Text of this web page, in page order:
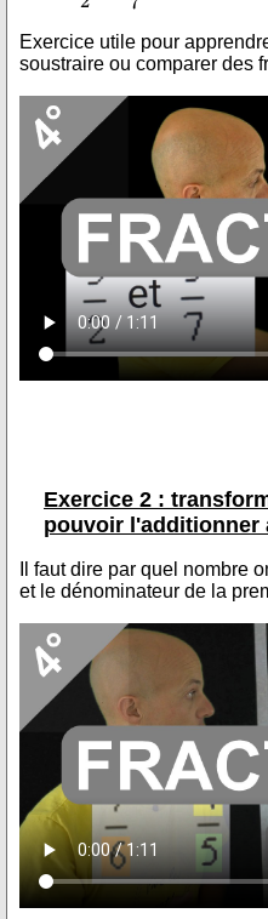
Exercice utile pour
soustraire ou comparer des
Exercice 2 :
pouvoir l'additionner
Il faut dire par quel nombre
et le dénominateur de la